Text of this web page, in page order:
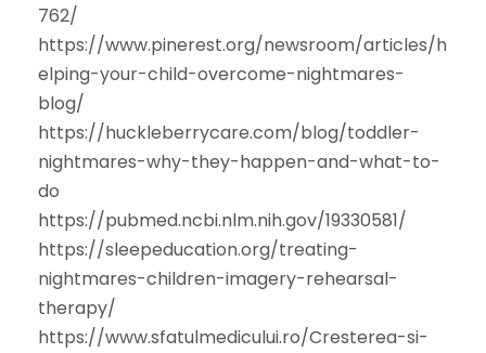
762/
https://www.pinerest.org/newsroom/articles/h
elping-your-child-overcome-nightmares-
blog/
https://huckleberrycare.com/blog/toddler-
nightmares-why-they-happen-and-what-to-
do
https://pubmed.ncbi.nlm.nih.gov/19330581/
https://sleepeducation.org/treating-
nightmares-children-imagery-rehearsal-
therapy/
https://www.sfatulmedicului.ro/Cresterea-si-